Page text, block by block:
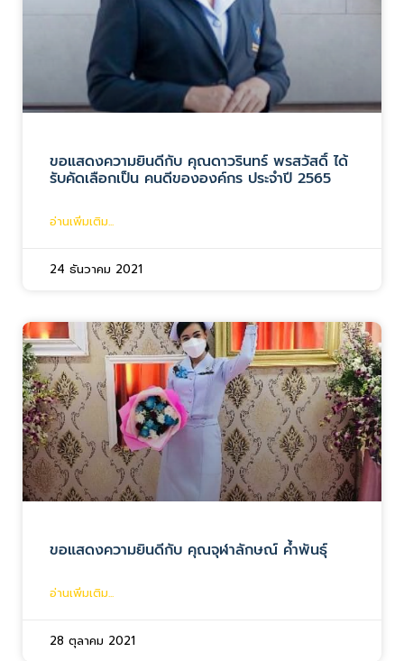
ขอแสดงความยินดีกับ คุณดาวรินทร์ พรสวัสดิ์ ได้
รับคัดเลือกเป็น คนดีขององค์กร ประจำปี 2565
อ่านเพิ่มเติม...
24 ธันวาคม 2021
ขอแสดงความยินดีกับ คุณจุฬาลักษณ์ ค้ำพันธุ์
อ่านเพิ่มเติม...
28 ตุลาคม 2021